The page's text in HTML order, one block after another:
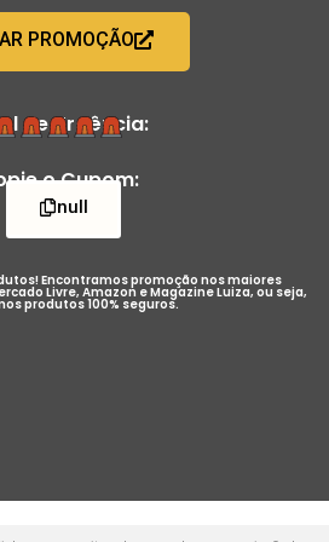
PROMOÇÃO
de Urgência:
o Cupom:
null
Encontramos promoção nos maiores
Livre, Amazon e Magazine Luiza, ou seja,
produtos 100% seguros.